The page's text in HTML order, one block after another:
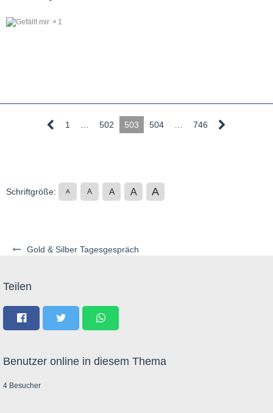
Gold & Silber Tagesgespräch
1
1 … 502 503 504 … 746
Schriftgröße: A A A A A
Teilen
Benutzer online in diesem Thema
4 Besucher